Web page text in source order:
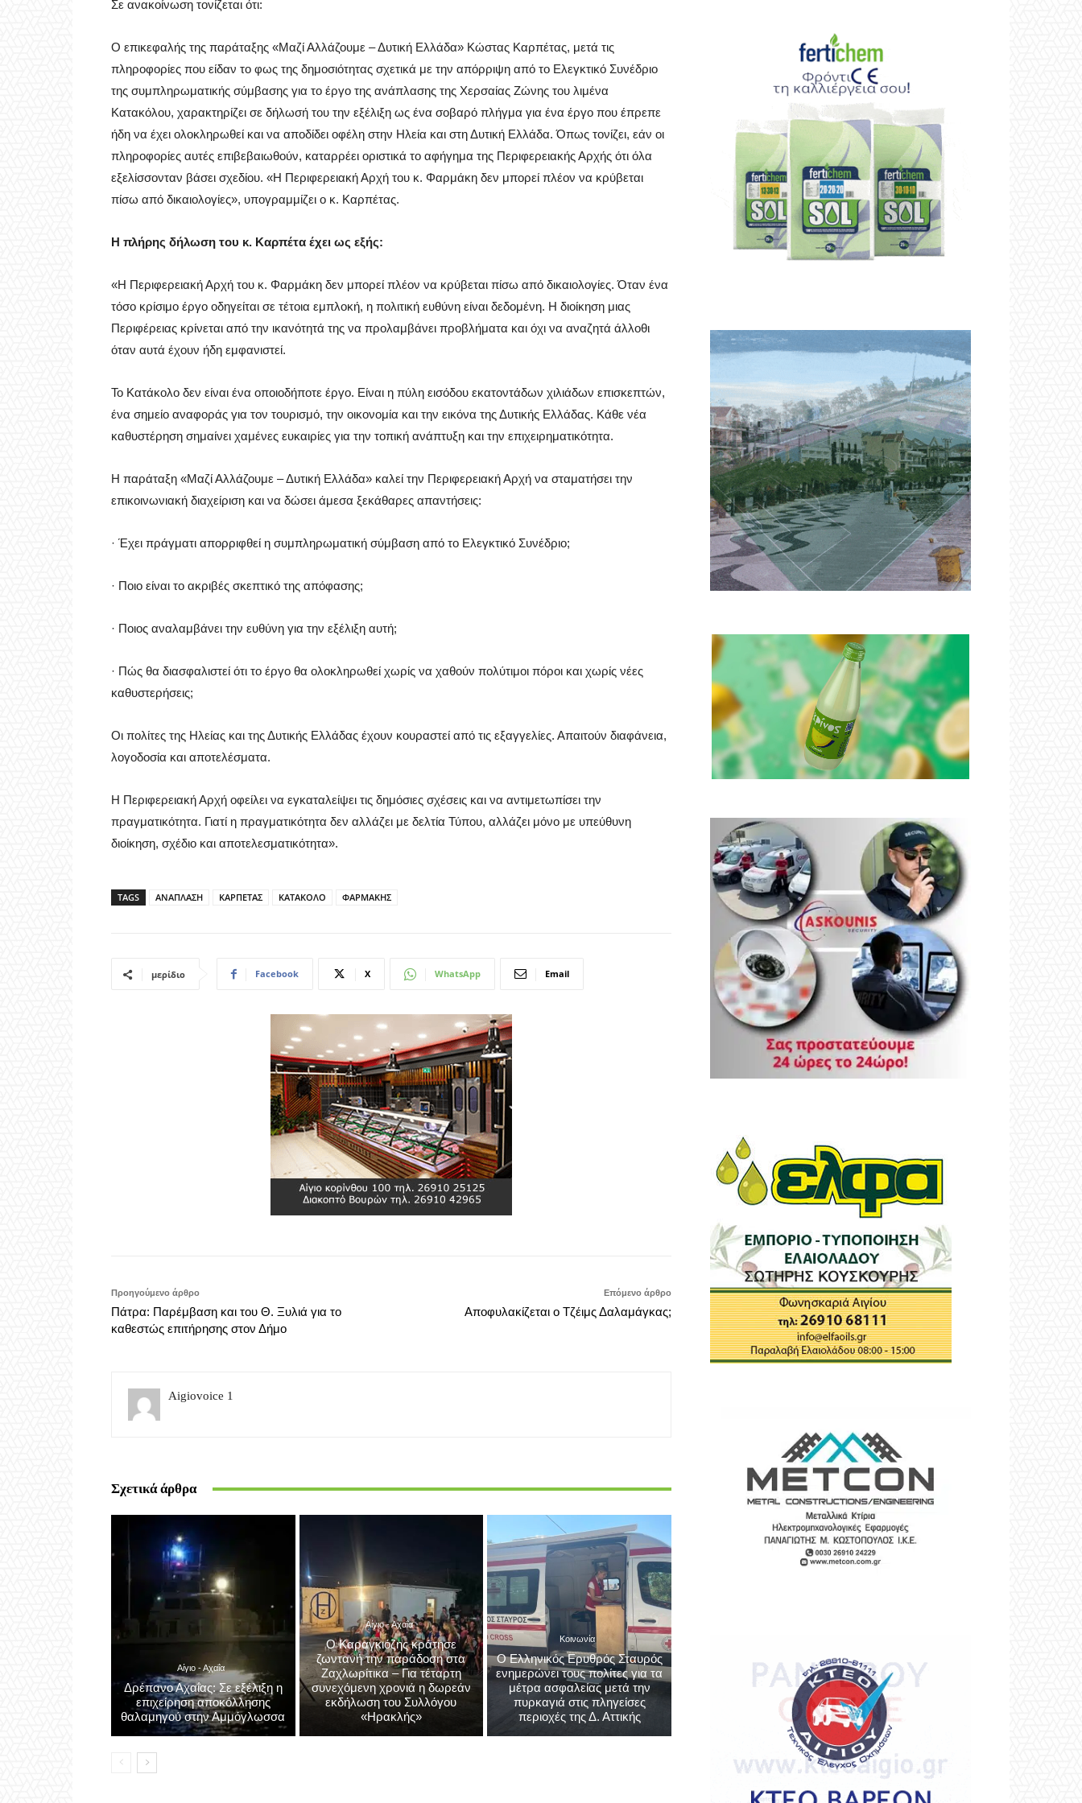
Σε ανακοίνωση τονίζεται ότι:
Ο επικεφαλής της παράταξης «Μαζί Αλλάζουμε – Δυτική Ελλάδα» Κώστας Καρπέτας, μετά τις
πληροφορίες που είδαν το φως της δημοσιότητας σχετικά με την απόρριψη από το Ελεγκτικό Συνέδριο
της συμπληρωματικής σύμβασης για το έργο της ανάπλασης της Χερσαίας Ζώνης του λιμένα
Κατακόλου, χαρακτηρίζει σε δήλωσή του την εξέλιξη ως ένα σοβαρό πλήγμα για ένα έργο που έπρεπε
ήδη να έχει ολοκληρωθεί και να αποδίδει οφέλη στην Ηλεία και στη Δυτική Ελλάδα. Όπως τονίζει, εάν οι
πληροφορίες αυτές επιβεβαιωθούν, καταρρέει οριστικά το αφήγημα της Περιφερειακής Αρχής ότι όλα
εξελίσσονταν βάσει σχεδίου. «Η Περιφερειακή Αρχή του κ. Φαρμάκη δεν μπορεί πλέον να κρύβεται
πίσω από δικαιολογίες», υπογραμμίζει ο κ. Καρπέτας.
Η πλήρης δήλωση του κ. Καρπέτα έχει ως εξής:
«Η Περιφερειακή Αρχή του κ. Φαρμάκη δεν μπορεί πλέον να κρύβεται πίσω από δικαιολογίες. Όταν ένα
τόσο κρίσιμο έργο οδηγείται σε τέτοια εμπλοκή, η πολιτική ευθύνη είναι δεδομένη. Η διοίκηση μιας
Περιφέρειας κρίνεται από την ικανότητά της να προλαμβάνει προβλήματα και όχι να αναζητά άλλοθι
όταν αυτά έχουν ήδη εμφανιστεί.
Το Κατάκολο δεν είναι ένα οποιοδήποτε έργο. Είναι η πύλη εισόδου εκατοντάδων χιλιάδων επισκεπτών,
ένα σημείο αναφοράς για τον τουρισμό, την οικονομία και την εικόνα της Δυτικής Ελλάδας. Κάθε νέα
καθυστέρηση σημαίνει χαμένες ευκαιρίες για την τοπική ανάπτυξη και την επιχειρηματικότητα.
Η παράταξη «Μαζί Αλλάζουμε – Δυτική Ελλάδα» καλεί την Περιφερειακή Αρχή να σταματήσει την
επικοινωνιακή διαχείριση και να δώσει άμεσα ξεκάθαρες απαντήσεις:
· Έχει πράγματι απορριφθεί η συμπληρωματική σύμβαση από το Ελεγκτικό Συνέδριο;
· Ποιο είναι το ακριβές σκεπτικό της απόφασης;
· Ποιος αναλαμβάνει την ευθύνη για την εξέλιξη αυτή;
· Πώς θα διασφαλιστεί ότι το έργο θα ολοκληρωθεί χωρίς να χαθούν πολύτιμοι πόροι και χωρίς νέες
καθυστερήσεις;
Οι πολίτες της Ηλείας και της Δυτικής Ελλάδας έχουν κουραστεί από τις εξαγγελίες. Απαιτούν διαφάνεια,
λογοδοσία και αποτελέσματα.
Η Περιφερειακή Αρχή οφείλει να εγκαταλείψει τις δημόσιες σχέσεις και να αντιμετωπίσει την
πραγματικότητα. Γιατί η πραγματικότητα δεν αλλάζει με δελτία Τύπου, αλλάζει μόνο με υπεύθυνη
διοίκηση, σχέδιο και αποτελεσματικότητα».
TAGS ΑΝΑΠΛΑΣΗ ΚΑΡΠΕΤΑΣ ΚΑΤΑΚΟΛΟ ΦΑΡΜΑΚΗΣ
μερίδιο Facebook X WhatsApp Email
Προηγούμενο άρθρο
Πάτρα: Παρέμβαση και του Θ. Ξυλιά για το
καθεστώς επιτήρησης στον Δήμο
Επόμενο άρθρο
Αποφυλακίζεται ο Τζέιμς Δαλαμάγκας;
Aigiovoice 1
Σχετικά άρθρα
Αίγιο - Αχαΐα
Δρέπανο Αχαΐας: Σε εξέλιξη η
επιχείρηση αποκόλλησης
θαλαμηγού στην Αμμόγλωσσα
Αίγιο - Αχαΐα
Ο Καραγκιόζης κράτησε
ζωντανή την παράδοση στα
Ζαχλωρίτικα – Για τέταρτη
συνεχόμενη χρονιά η δωρεάν
εκδήλωση του Συλλόγου
«Ηρακλής»
Κοινωνία
Ο Ελληνικός Ερυθρός Σταυρός
ενημερώνει τους πολίτες για τα
μέτρα ασφαλείας μετά την
πυρκαγιά στις πληγείσες
περιοχές της Δ. Αττικής